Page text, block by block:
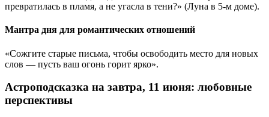
превратилась в пламя, а не угасла в тени?» (Луна в 5-м доме).
Мантра дня для романтических отношений
«Сожгите старые письма, чтобы освободить место для новых
слов — пусть ваш огонь горит ярко».
Астроподсказка на завтра, 11 июня: любовные
перспективы